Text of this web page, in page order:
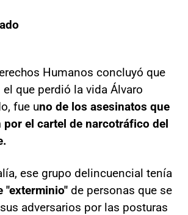
Humanos concluyó que
que perdió la vida Álvaro
fue uno de los asesinatos que
por el cartel de narcotráfico del
ese grupo delincuencial tenía
"exterminio" de personas que se
adversarios por las posturas